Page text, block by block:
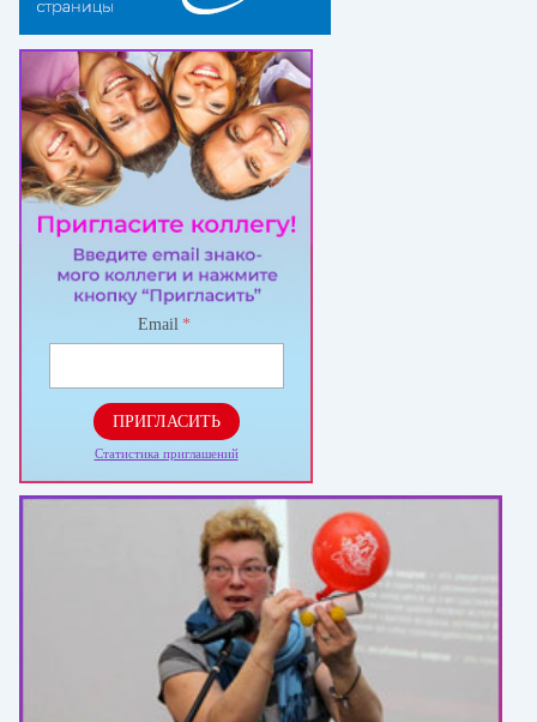
Email *
ПРИГЛАСИТЬ
Статистика приглашений